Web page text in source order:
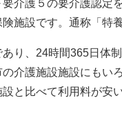
介護５の要介護認定
施設です。通称「特
り、24時間365日体
介護施設施設にも
と比べて利用料が安